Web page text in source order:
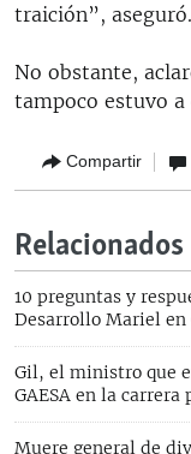
traición”, aseguró.
No obstante,
tampoco estuvo a
Compartir
Relacionados
10 preguntas y
Desarrollo Mariel en
Gil, el ministro que
GAESA en la carrera
Muere general de